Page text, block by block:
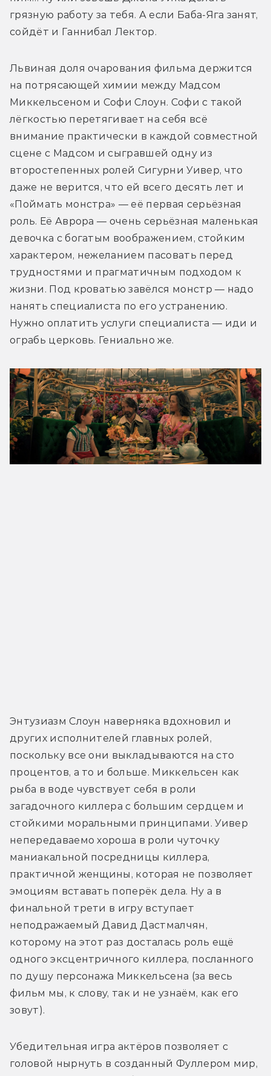
грязную работу за тебя. А если Баба-Яга занят,
сойдёт и Ганнибал Лектор.
Львиная доля очарования фильма держится
на потрясающей химии между Мадсом
Миккельсеном и Софи Слоун. Софи с такой
лёгкостью перетягивает на себя всё
внимание практически в каждой совместной
сцене с Мадсом и сыгравшей одну из
второстепенных ролей Сигурни Уивер, что
даже не верится, что ей всего десять лет и
«Поймать монстра» — её первая серьёзная
роль. Её Аврора — очень серьёзная маленькая
девочка с богатым воображением, стойким
характером, нежеланием пасовать перед
трудностями и прагматичным подходом к
жизни. Под кроватью завёлся монстр — надо
нанять специалиста по его устранению.
Нужно оплатить услуги специалиста — иди и
ограбь церковь. Гениально же.
Энтузиазм Слоун наверняка вдохновил и
других исполнителей главных ролей,
поскольку все они выкладываются на сто
процентов, а то и больше. Миккельсен как
рыба в воде чувствует себя в роли
загадочного киллера с большим сердцем и
стойкими моральными принципами. Уивер
непередаваемо хороша в роли чуточку
маниакальной посредницы киллера,
практичной женщины, которая не позволяет
эмоциям вставать поперёк дела. Ну а в
финальной трети в игру вступает
неподражаемый Давид Дастмалчян,
которому на этот раз досталась роль ещё
одного эксцентричного киллера, посланного
по душу персонажа Миккельсена (за весь
фильм мы, к слову, так и не узнаём, как его
зовут).
Убедительная игра актёров позволяет с
головой нырнуть в созданный Фуллером мир,